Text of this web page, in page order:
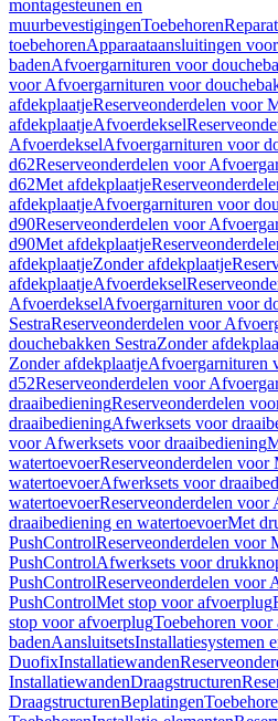
montagesteunen en
muurbevestigingenToebehoren
toebehorenApparaataansluitingen
badenAfvoergarnituren voor
voor Afvoergarnituren voor
afdekplaatjeReserveonderdelen voor
afdekplaatjeAfvoerdeksel
AfvoerdekselAfvoergarnituren voor
d62Reserveonderdelen voor
d62Met afdekplaatje
afdekplaatjeAfvoergarnituren voor
d90Reserveonderdelen voor
d90Met afdekplaatje
afdekplaatjeZonder afdekplaatje
afdekplaatjeAfvoerdeksel
AfvoerdekselAfvoergarnituren voor
SestraReserveonderdelen voor
douchebakken SestraZonder
Zonder afdekplaatjeAfvoergarnituren
d52Reserveonderdelen voor
draaibedieningReserveonderdelen
draaibedieningAfwerksets voor
voor Afwerksets voor draaibediening
watertoevoerReserveonderdelen voor
watertoevoerAfwerksets voor
watertoevoerReserveonderdelen voor
draaibediening en watertoevoerMet
PushControlReserveonderdelen voor
PushControlAfwerksets voor
PushControlReserveonderdelen voor
PushControlMet stop voor afvoerplug
stop voor afvoerplugToebehoren
badenAansluitsetsInstallatiesystemen
DuofixInstallatiewanden
InstallatiewandenDraagstructuren
DraagstructurenBeplatingen